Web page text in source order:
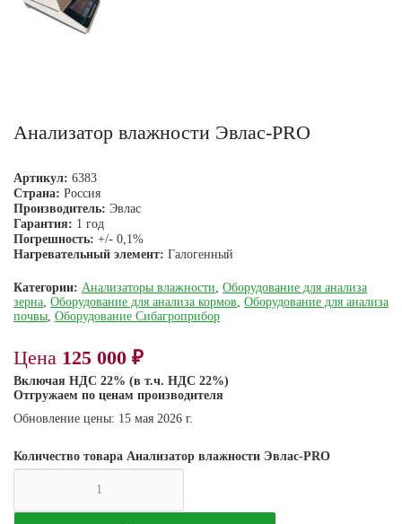
Анализатор влажности Эвлас-PRO
Артикул: 6383
Страна: Россия
Производитель: Эвлас
Гарантия: 1 год
Погрешность: +/- 0,1%
Нагревательный элемент: Галогенный
Категории: Анализаторы влажности Оборудование для анализа
зерна Оборудование для анализа кормов Оборудование для анализа
почвы Оборудование Сибагроприбор
Цена 125 000 ₽
Включая НДС 22% (в т.ч. НДС 22%)
Отгружаем по ценам производителя
Обновление цены: 15 мая 2026 г.
Количество товара Анализатор влажности Эвлас-PRO